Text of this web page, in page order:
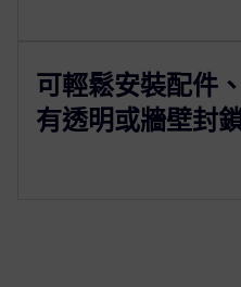
可輕鬆安裝配件
有透明或牆壁封